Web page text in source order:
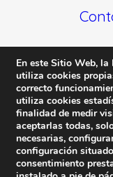
Política de
son seguros–
En este Sitio Web,
utiliza cookies
correcto
utiliza cookies
finalidad de medir
aceptarlas todas,
necesarias,
configuración
consentimiento